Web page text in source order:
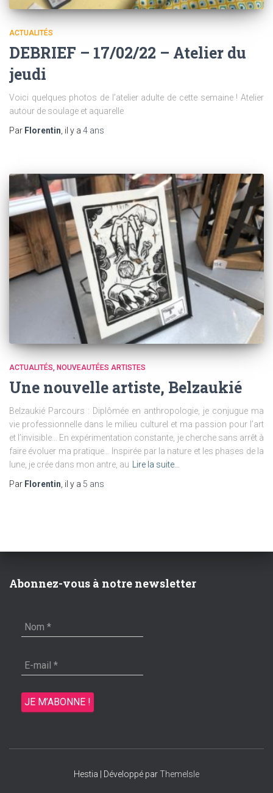
ACTUALITÉS
DEBRIEF – 17/02/22 – Atelier du
jeudi
Voici quelques photos de l’atelier adulte de cette semaine ! Atelier
autour de soulage et aquarelle
Par Florentin , il y a 4 ans
ACTUALITÉS NOUVEAUTÉES ARTISTES
Une nouvelle artiste, Belzaukié
Belzaukié Parcours : Diplômée en anthropologie, je conjugue ma
vie professionnelle dans le milieu culturel et ma passion pour l’art
et l’invisible… En expérimentation constante, je cherche sans arrêt à
faire évoluer ma pratique… Inspirée par la nature et les phases de la
lune, je crée dans mon antre, au
Lire la suite…
Par Florentin , il y a 5 ans
Abonnez-vous à notre newsletter
Hestia | Développé parThemeIsle